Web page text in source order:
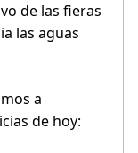
de las fieras
las aguas
a
de hoy: